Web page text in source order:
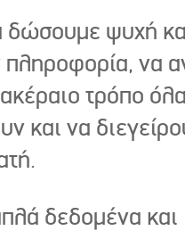
δώσουμε ψυχή
πληροφορία, να
τρόπο
και να
δεδομένα και